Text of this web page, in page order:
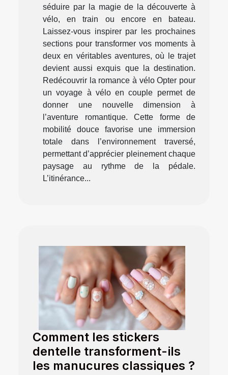
séduire par la magie de la découverte à
vélo, en train ou encore en bateau.
Laissez-vous inspirer par les prochaines
sections pour transformer vos moments à
deux en véritables aventures, où le trajet
devient aussi exquis que la destination.
Redécouvrir la romance à vélo Opter pour
un voyage à vélo en couple permet de
donner une nouvelle dimension à
l’aventure romantique. Cette forme de
mobilité douce favorise une immersion
totale dans l’environnement traversé,
permettant d’apprécier pleinement chaque
paysage au rythme de la pédale.
L’itinérance...
Comment les stickers
dentelle transforment-ils
les manucures classiques ?